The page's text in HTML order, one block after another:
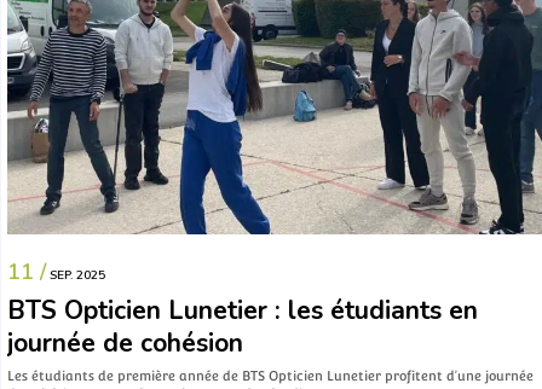
11 / SEP. 2025
BTS Opticien Lunetier : les étudiants en
journée de cohésion
Les étudiants de première année de BTS Opticien Lunetier profitent d’une journée